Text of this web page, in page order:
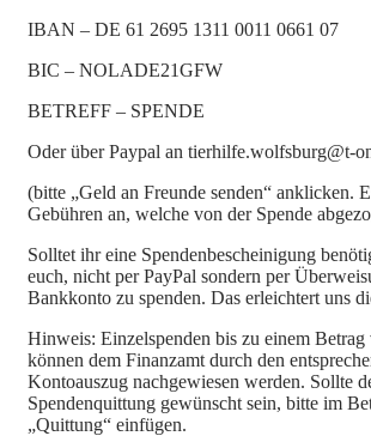
IBAN – DE 61 2695 1311 0011 0661 07
BIC – NOLADE21GFW
BETREFF – SPENDE
Oder über Paypal an tierhilfe.wolfsburg@t-
(bitte „Geld an Freunde senden“ anklicken.
Gebühren an, welche von der Spende
Solltet ihr eine Spendenbescheinigung
euch, nicht per PayPal sondern per
Bankkonto zu spenden. Das erleichtert uns
Hinweis: Einzelspenden bis zu einem
können dem Finanzamt durch den
Kontoauszug nachgewiesen werden. Sollte
Spendenquittung gewünscht sein, bitte im
„Quittung“ einfügen.